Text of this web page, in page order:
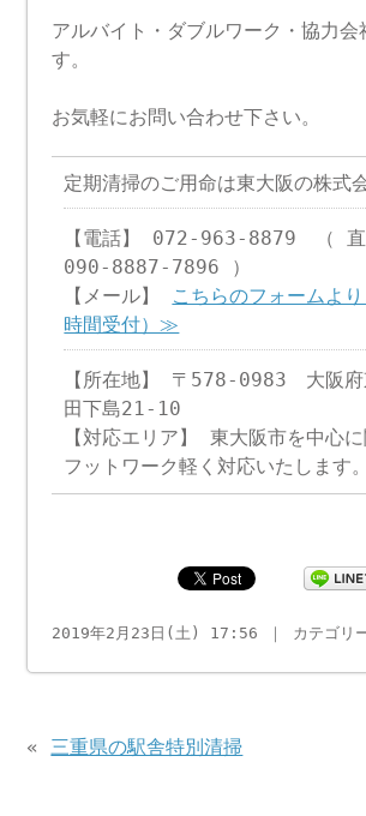
アルバイト・ダブルワーク・協力会
す。
お気軽にお問い合わせ下さい。
定期清掃のご用命は東大阪の株式
【電話】 072-963-8879 （ 直
090-8887-7896 ）
【メール】 こちらのフォームよ
時間受付）≫
【所在地】 〒578-0983 大阪府
田下島21-10
【対応エリア】 東大阪市を中心
フットワーク軽く対応いたします。
2019年2月23日(土) 17:56 ｜ カテゴリ
«三重県の駅舎特別清掃